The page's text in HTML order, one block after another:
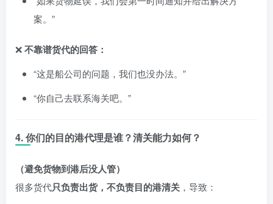
案。”
❌不靠谱货代的回答：
“这是船公司的问题，我们也没办法。”
“你自己去联系海关吧。”
4. 你们的目的港代理是谁？清关能力如何？
（避免货物到港后没人管）
很多货代只负责出货，不负责目的港清关 ，导致：